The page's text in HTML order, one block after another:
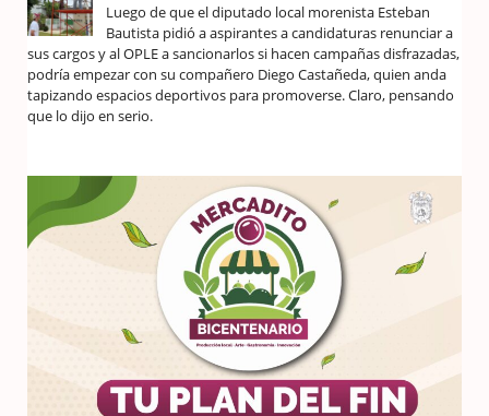
Luego de que el diputado local morenista Esteban
Bautista pidió a aspirantes a candidaturas renunciar a
sus cargos y al OPLE a sancionarlos si hacen campañas disfrazadas,
podría empezar con su compañero Diego Castañeda, quien anda
tapizando espacios deportivos para promoverse. Claro, pensando
que lo dijo en serio.